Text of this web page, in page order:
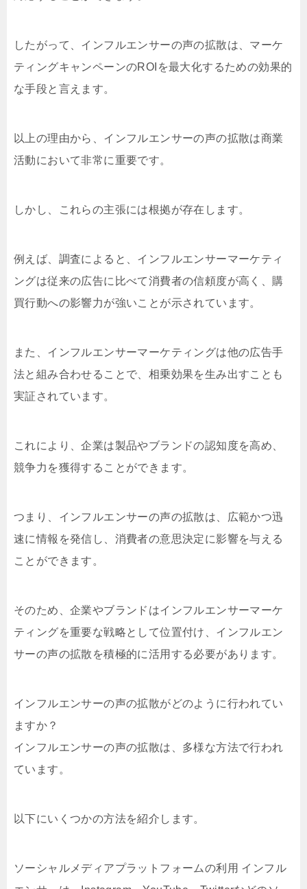
したがって、インフルエンサーの声の拡散は、マーケ
ティングキャンペーンのROIを最大化するための効果的
な手段と言えます。
以上の理由から、インフルエンサーの声の拡散は商業
活動において非常に重要です。
しかし、これらの主張には根拠が存在します。
例えば、調査によると、インフルエンサーマーケティ
ングは従来の広告に比べて消費者の信頼度が高く、購
買行動への影響力が強いことが示されています。
また、インフルエンサーマーケティングは他の広告手
法と組み合わせることで、相乗効果を生み出すことも
実証されています。
これにより、企業は製品やブランドの認知度を高め、
競争力を獲得することができます。
つまり、インフルエンサーの声の拡散は、広範かつ迅
速に情報を発信し、消費者の意思決定に影響を与える
ことができます。
そのため、企業やブランドはインフルエンサーマーケ
ティングを重要な戦略として位置付け、インフルエン
サーの声の拡散を積極的に活用する必要があります。
インフルエンサーの声の拡散がどのように行われてい
ますか？
インフルエンサーの声の拡散は、多様な方法で行われ
ています。
以下にいくつかの方法を紹介します。
ソーシャルメディアプラットフォームの利用 インフル